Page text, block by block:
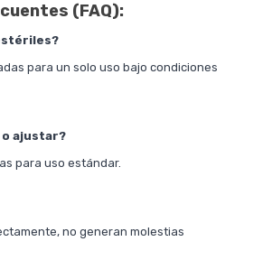
(FAQ):
para un solo uso bajo condiciones
ajustar?
para uso estándar.
no generan molestias